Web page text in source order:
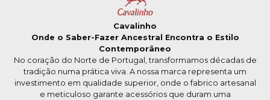
Cavalinho
Onde o Saber-Fazer Ancestral Encontra o Estilo
Contemporâneo
No coração do Norte de Portugal, transformamos décadas de
tradição numa prática viva. A nossa marca representa um
investimento em qualidade superior, onde o fabrico artesanal
e meticuloso garante acessórios que duram uma